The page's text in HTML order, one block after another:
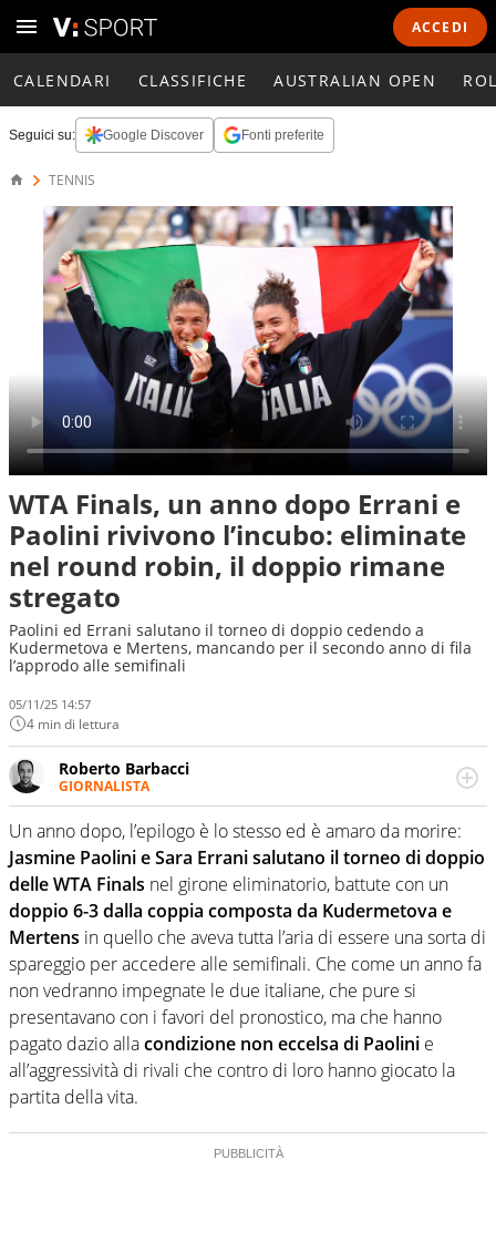
ACCEDI
CALENDARI CLASSIFICHE AUSTRALIAN OPEN
Seguici su: Google Discover Fonti preferite
TENNIS
WTA Finals, un anno dopo Errani e
Paolini rivivono l’incubo: eliminate
nel round robin, il doppio rimane
stregato
Paolini ed Errani salutano il torneo di doppio cedendo a
Kudermetova e Mertens, mancando per il secondo anno di fila
l’approdo alle semifinali
05/11/25 14:57
4 min di lettura
Roberto Barbacci
GIORNALISTA
Giornalista (pubblicista) sportivo a tutto campo, è il
tuttologo di Virgilio Sport. Provate a chiedergli di boxe, di
scherma, di volley o di curling: ve ne farà innamorare
Un anno dopo, l’epilogo è lo stesso ed è amaro da morire:
Jasmine Paolini e Sara Errani salutano il torneo di doppio
delle WTA Finals nel girone eliminatorio, battute con un
doppio 6-3 dalla coppia composta da Kudermetova e
Mertens in quello che aveva tutta l’aria di essere una sorta di
spareggio per accedere alle semifinali. Che come un anno fa
non vedranno impegnate le due italiane, che pure si
presentavano con i favori del pronostico, ma che hanno
pagato dazio allacondizione non eccelsa di Paolini e
all’aggressività di rivali che contro di loro hanno giocato la
partita della vita.